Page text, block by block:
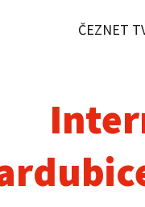
ČEZNET
Internet
ČEZNET TV
Podpora